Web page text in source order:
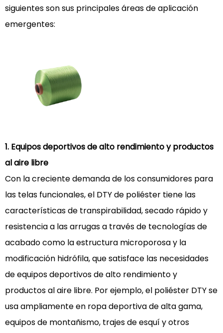
siguientes son sus principales áreas de aplicación
emergentes:
1. Equipos deportivos de alto rendimiento y productos
al aire libre
Con la creciente demanda de los consumidores para
las telas funcionales, el DTY de poliéster tiene las
características de transpirabilidad, secado rápido y
resistencia a las arrugas a través de tecnologías de
acabado como la estructura microporosa y la
modificación hidrófila, que satisface las necesidades
de equipos deportivos de alto rendimiento y
productos al aire libre. Por ejemplo, el poliéster DTY se
usa ampliamente en ropa deportiva de alta gama,
equipos de montañismo, trajes de esquí y otros